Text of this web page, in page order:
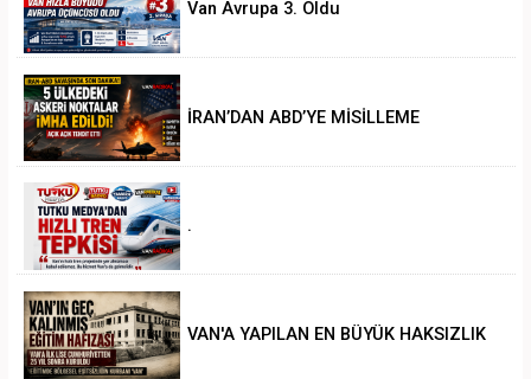
Van Avrupa 3. Oldu
İRAN’DAN ABD’YE MİSİLLEME
.
VAN'A YAPILAN EN BÜYÜK HAKSIZLIK